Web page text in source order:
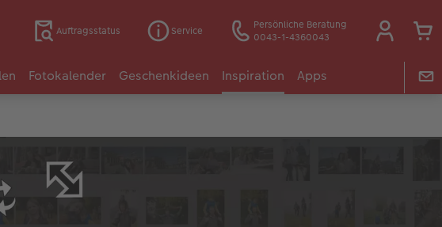
Auftragsstatus Service
Persönliche Beratung
0043-1-4360043
Fotokalender Geschenkideen Inspiration Apps